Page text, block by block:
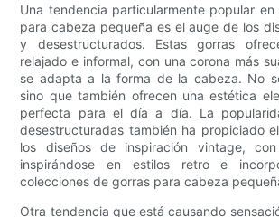
Una tendencia particularmente popular
para cabeza pequeña es el auge de los
y desestructurados. Estas gorras
relajado e informal, con una corona más
se adapta a la forma de la cabeza. No
sino que también ofrecen una estética
perfecta para el día a día. La
desestructuradas también ha propiciado
los diseños de inspiración vintage,
inspirándose en estilos retro e
colecciones de gorras para cabeza
Otra tendencia que está causando